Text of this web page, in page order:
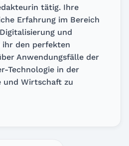
tätig. Ihre
Erfahrung im Bereich
und
den perfekten
Anwendungsfälle der
Technologie in der
und Wirtschaft zu